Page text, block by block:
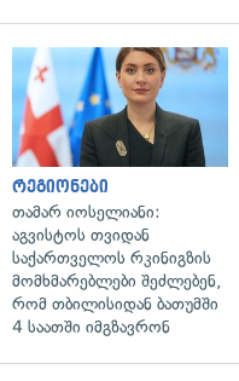
რეგიონები
თამარ იოსელიანი:
აგვისტოს თვიდან
საქართველოს რკინიგზის
მომხმარებლები შეძლებენ,
რომ თბილისიდან ბათუმში
4 საათში იმგზავრონ